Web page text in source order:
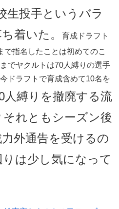
生投手というバラ
着いた。
育成ドラフト
で指名したことは初めてのこ
でヤクルトは70人縛りの選手
ドラフトで育成含めて10名を
人縛りを撤廃する流
れともシーズン後
外通告を受けるの
は少し気になって